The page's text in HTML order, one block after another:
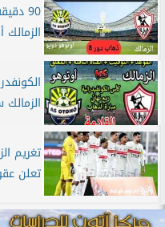
90
تغريم
تعلن